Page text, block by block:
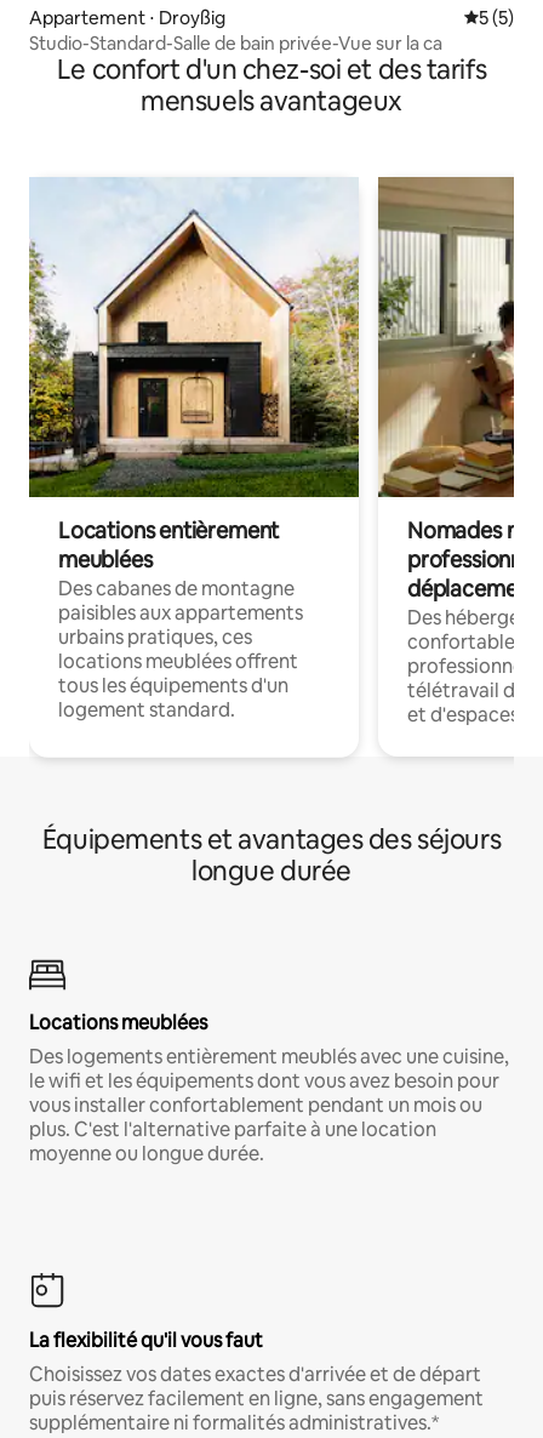
Appartement ⋅ Droyßig
5 (5)
Studio-Standard-Salle de bain privée-Vue sur la ca
Le confort d'un chez-soi et des tarifs
mensuels avantageux
Locations entièrement
meublées
Des cabanes de montagne
paisibles aux appartements
urbains pratiques, ces
locations meublées offrent
tous les équipements d'un
logement standard.
Nomades
déplacement
Des
confortables
professionnels
télétravail
et d'espaces
Équipements et avantages des séjours
longue durée
Locations meublées
Des logements entièrement meublés avec une cuisine,
le wifi et les équipements dont vous avez besoin pour
vous installer confortablement pendant un mois ou
plus. C'est l'alternative parfaite à une location
moyenne ou longue durée.
La flexibilité qu'il vous faut
Choisissez vos dates exactes d'arrivée et de départ
puis réservez facilement en ligne, sans engagement
supplémentaire ni formalités administratives.*